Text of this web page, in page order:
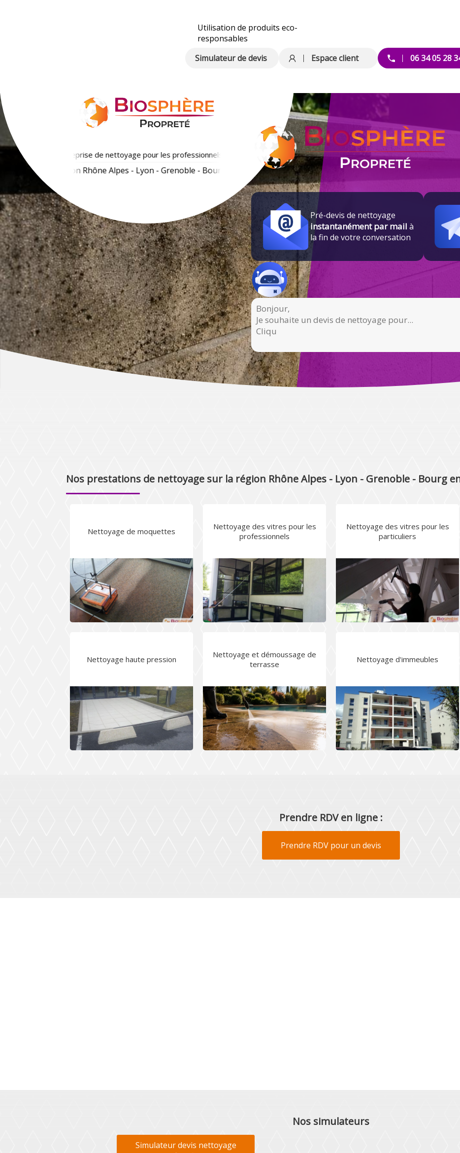
Utilisation de produits eco-
responsables
Simulateur de devis
Espace client 06 34 05 28
Entreprise de nettoyage pour les professionnels Entreprise de nettoyage pour les professionnels
la région Rhône Alpes - Lyon - Grenoble - Bourg en Bresse - Chambéry la région Rhône Alpes - Lyon - Grenoble -
Pré-devis de nettoyage
instantanément par mail à
la fin de votre conversation
Nos prestations de nettoyage sur la région Rhône Alpes - Lyon - Grenoble - Bourg
Nettoyage de moquettes
Nettoyage des vitres pour les
professionnels
Nettoyage des vitres pour les
particuliers
Nettoyage haute pression
Nettoyage et démoussage de
terrasse
Nettoyage d'immeubles
Prendre RDV en ligne :
Prendre RDV pour un devis
Nos simulateurs
Simulateur devis nettoyage